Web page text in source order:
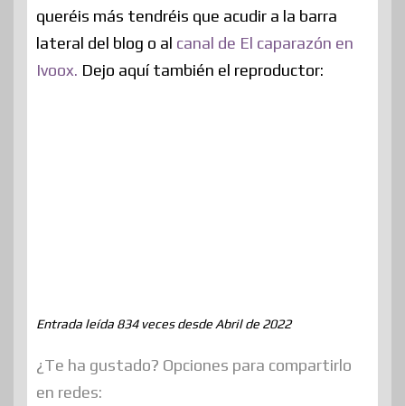
queréis más tendréis que acudir a la barra
lateral del blog o al canal de El caparazón en
Ivoox. Dejo aquí también el reproductor:
Entrada leída 834 veces desde Abril de 2022
¿Te ha gustado? Opciones para compartirlo
en redes: